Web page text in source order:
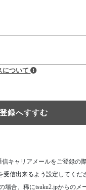
について
登録へすすむ
キャリアメールをご登録の
受信出来るよう設定してくだ
場合、稀にtsuku2.jpからのメ